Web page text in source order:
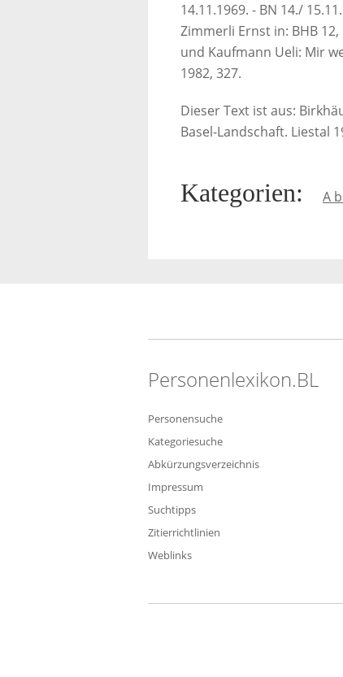
14.11.1969. - BN 14./
Zimmerli Ernst in: BHB
und Kaufmann Ueli: Mir
1982, 327.
Dieser Text ist aus:
Basel-Landschaft. Liestal
Kategorien: A
Personenlexikon.BL
Personensuche
Kategoriesuche
Abkürzungsverzeichnis
Impressum
Suchtipps
Zitierrichtlinien
Weblinks